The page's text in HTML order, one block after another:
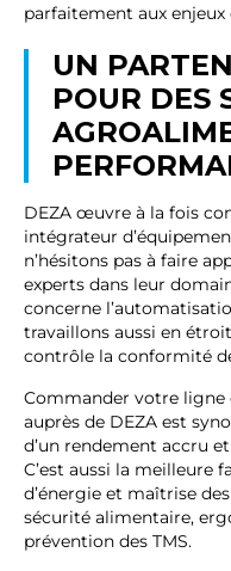
parfaitement aux
UN
POUR DES
DEZA œuvre à la fois
intégrateur
n’hésitons pas à faire
experts dans leur
concerne
travaillons aussi en
contrôle la conformité
Commander votre
auprès de DEZA est
d’un rendement accru
C’est aussi la meilleure
d’énergie et maîtrise
sécurité alimentaire,
prévention des TMS.